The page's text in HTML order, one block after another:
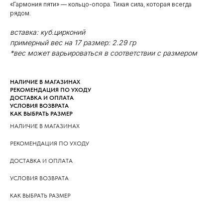
«Гармония пяти» — кольцо-опора. Тихая сила, которая всегда
рядом.
вставка: куб.цирконий
примерный вес на 17 размер: 2.29 гр
*вес может варьироваться в соответствии с размером
НАЛИЧИЕ В МАГАЗИНАХ
РЕКОМЕНДАЦИЯ ПО УХОДУ
ДОСТАВКА И ОПЛАТА
УСЛОВИЯ ВОЗВРАТА
КАК ВЫБРАТЬ РАЗМЕР
НАЛИЧИЕ В МАГАЗИНАХ
РЕКОМЕНДАЦИЯ ПО УХОДУ
ДОСТАВКА И ОПЛАТА
УСЛОВИЯ ВОЗВРАТА
КАК ВЫБРАТЬ РАЗМЕР